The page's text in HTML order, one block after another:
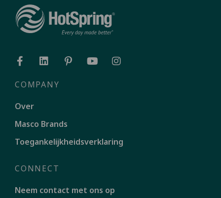
COMPANY
Over
Masco Brands
Toegankelijkheidsverklaring
CONNECT
Neem contact met ons op